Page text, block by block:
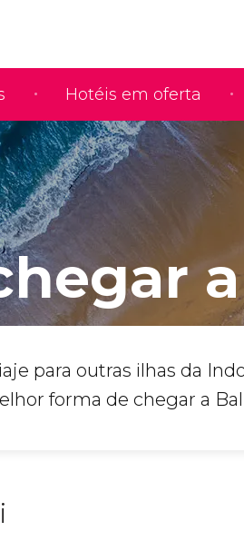
Hotéis em oferta
para outras ilhas da
forma de chegar a